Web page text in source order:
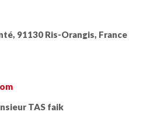
91130 Ris-Orangis, France
TAS faik